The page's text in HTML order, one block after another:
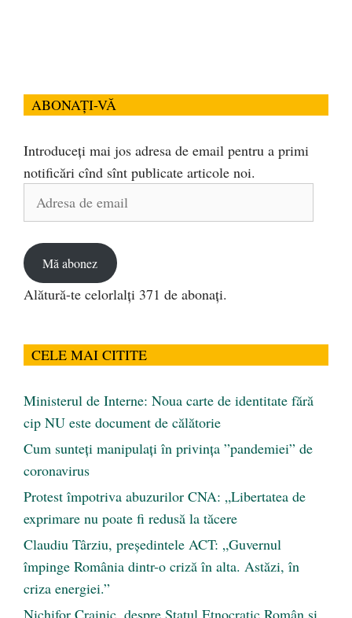
ABONAȚI-VĂ
Introduceți mai jos adresa de email pentru a primi
notificări cînd sînt publicate articole noi.
Adresa
Mă abonez
Alătură-te celorlalți 371 de abonați.
CELE MAI CITITE
Ministerul de Interne: Noua carte de identitate fără
cip NU este document de călătorie
Cum sunteți manipulați în privința ”pandemiei” de
coronavirus
Protest împotriva abuzurilor CNA: „Libertatea de
exprimare nu poate fi redusă la tăcere
Claudiu Târziu, președintele ACT: „Guvernul
împinge România dintr-o criză în alta. Astăzi, în
criza energiei.”